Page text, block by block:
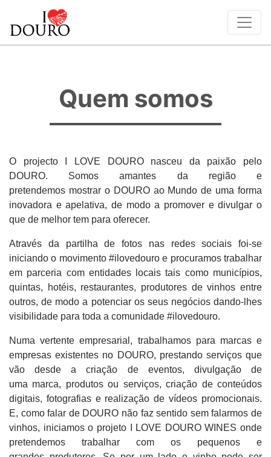
Quem somos
O projecto I LOVE DOURO nasceu da paixão pelo
DOURO. Somos amantes da região e
pretendemos mostrar o DOURO ao Mundo de uma forma
inovadora e apelativa, de modo a promover e divulgar o
que de melhor tem para oferecer.
Através da partilha de fotos nas redes sociais foi-se
iniciando o movimento #ilovedouro e procuramos trabalhar
em parceria com entidades locais tais como municípios,
quintas, hotéis, restaurantes, produtores de vinhos entre
outros, de modo a potenciar os seus negócios dando-lhes
visibilidade para toda a comunidade #ilovedouro.
Numa vertente empresarial, trabalhamos para marcas e
empresas existentes no DOURO, prestando serviços que
vão desde a criação de eventos, divulgação de
uma marca, produtos ou serviços, criação de conteúdos
digitais, fotografias e realização de vídeos promocionais.
E, como falar de DOURO não faz sentido sem falarmos de
vinhos, iniciamos o projeto I LOVE DOURO WINES onde
pretendemos trabalhar com os pequenos e